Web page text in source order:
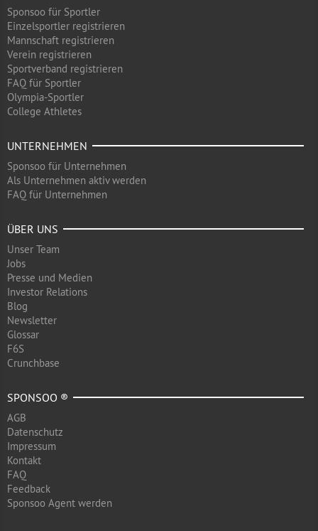
Sponsoo für Sportler
Einzelsportler registrieren
Mannschaft registrieren
Verein registrieren
Sportverband registrieren
FAQ für Sportler
Olympia-Sportler
College Athletes
UNTERNEHMEN
Sponsoo für Unternehmen
Als Unternehmen aktiv werden
FAQ für Unternehmen
ÜBER UNS
Unser Team
Jobs
Presse und Medien
Investor Relations
Blog
Newsletter
Glossar
F6S
Crunchbase
SPONSOO ®
AGB
Datenschutz
Impressum
Kontakt
FAQ
Feedback
Sponsoo Agent werden